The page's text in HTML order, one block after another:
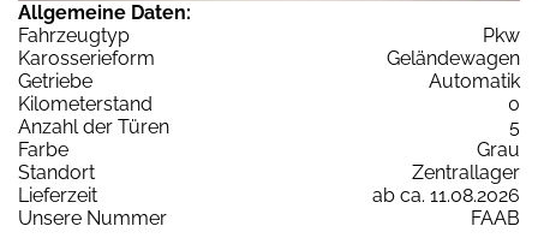
Allgemeine Daten:
Fahrzeugtyp
Pkw
Karosserieform
Geländewagen
Getriebe
Automatik
Kilometerstand
0
Anzahl der Türen
5
Farbe
Grau
Standort
Zentrallager
Lieferzeit
ab ca. 11.08.2026
Unsere Nummer
FAAB